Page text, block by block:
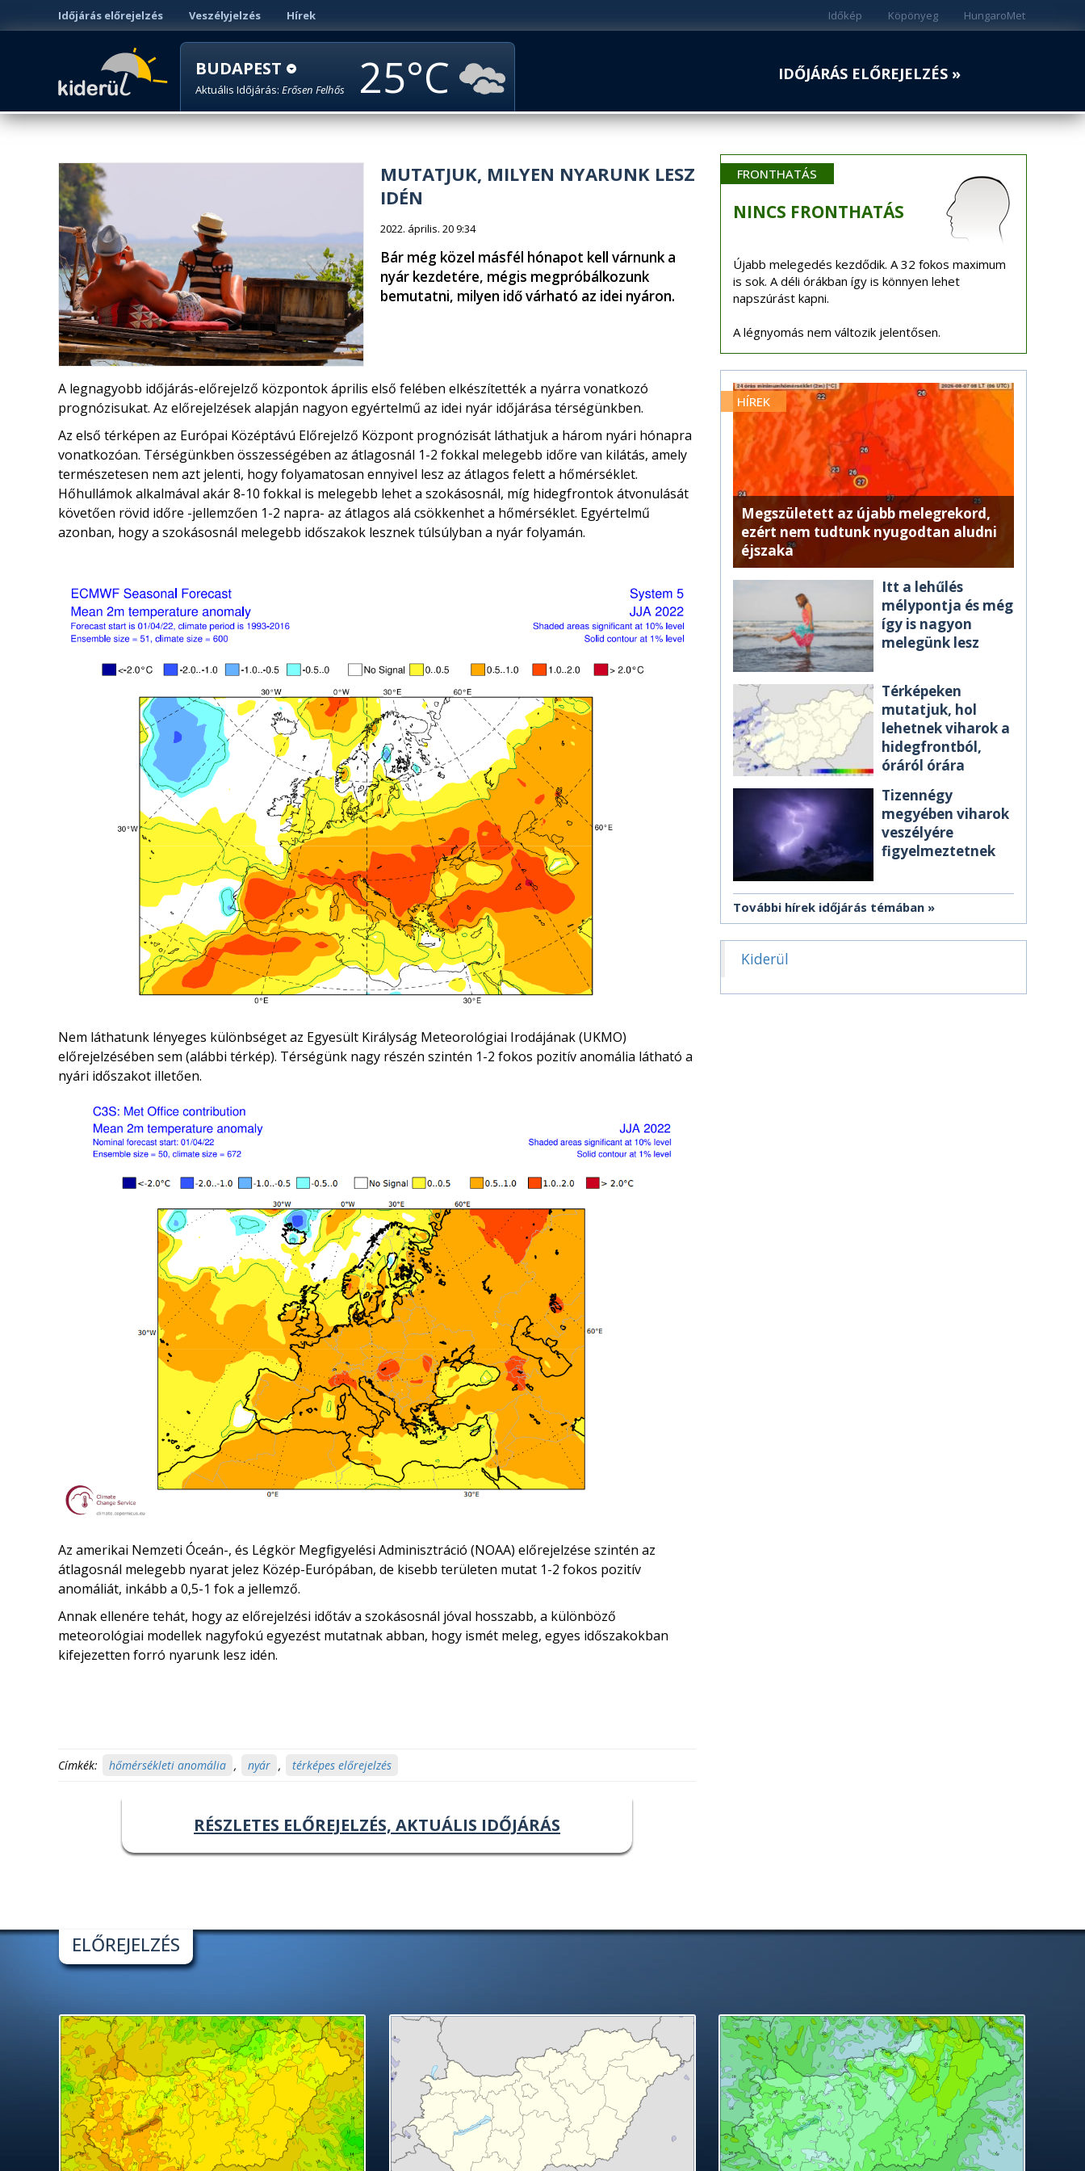
Időjárás előrejelzés Veszélyjelzés Hírek HungaroMet
Köpönyeg
Időkép
BUDAPEST
Aktuális Időjárás: Erősen Felhős 25 IDŐJÁRÁS ELŐREJELZÉS »
MUTATJUK, MILYEN NYARUNK LESZ
IDÉN
2022. április. 20 9:34
Bár még közel másfél hónapot kell várnunk a
nyár kezdetére, mégis megpróbálkozunk
bemutatni, milyen idő várható az idei nyáron.
A legnagyobb időjárás-előrejelző központok április első felében elkészítették a nyárra vonatkozó
prognózisukat. Az előrejelzések alapján nagyon egyértelmű az idei nyár időjárása térségünkben.
Az első térképen az Európai Középtávú Előrejelző Központ prognózisát láthatjuk a három nyári hónapra
vonatkozóan. Térségünkben összességében az átlagosnál 1-2 fokkal melegebb időre van kilátás, amely
természetesen nem azt jelenti, hogy folyamatosan ennyivel lesz az átlagos felett a hőmérséklet.
Hőhullámok alkalmával akár 8-10 fokkal is melegebb lehet a szokásosnál, míg hidegfrontok átvonulását
követően rövid időre -jellemzően 1-2 napra- az átlagos alá csökkenhet a hőmérséklet. Egyértelmű
azonban, hogy a szokásosnál melegebb időszakok lesznek túlsúlyban a nyár folyamán.
Nem láthatunk lényeges különbséget az Egyesült Királyság Meteorológiai Irodájának (UKMO)
előrejelzésében sem (alábbi térkép). Térségünk nagy részén szintén 1-2 fokos pozitív anomália látható a
nyári időszakot illetően.
Az amerikai Nemzeti Óceán-, és Légkör Megfigyelési Adminisztráció (NOAA) előrejelzése szintén az
átlagosnál melegebb nyarat jelez Közép-Európában, de kisebb területen mutat 1-2 fokos pozitív
anomáliát, inkább a 0,5-1 fok a jellemző.
Annak ellenére tehát, hogy az előrejelzési időtáv a szokásosnál jóval hosszabb, a különböző
meteorológiai modellek nagyfokú egyezést mutatnak abban, hogy ismét meleg, egyes időszakokban
kifejezetten forró nyarunk lesz idén.
Címkék: hőmérsékleti anomália , nyár , térképes előrejelzés
RÉSZLETES ELŐREJELZÉS, AKTUÁLIS IDŐJÁRÁS
FRONTHATÁS
NINCS FRONTHATÁS
Újabb melegedés kezdődik. A 32 fokos maximum
is sok. A déli órákban így is könnyen lehet
napszúrást kapni.
A légnyomás nem változik jelentősen.
HÍREK
Megszületett az újabb melegrekord,
ezért nem tudtunk nyugodtan aludni
éjszaka
Itt a lehűlés
mélypontja és még
így is nagyon
melegünk lesz
Térképeken
mutatjuk, hol
lehetnek viharok a
hidegfrontból,
óráról órára
Tizennégy
megyében viharok
veszélyére
figyelmeztetnek
További hírek időjárás témában
Kiderül
ELŐREJELZÉS